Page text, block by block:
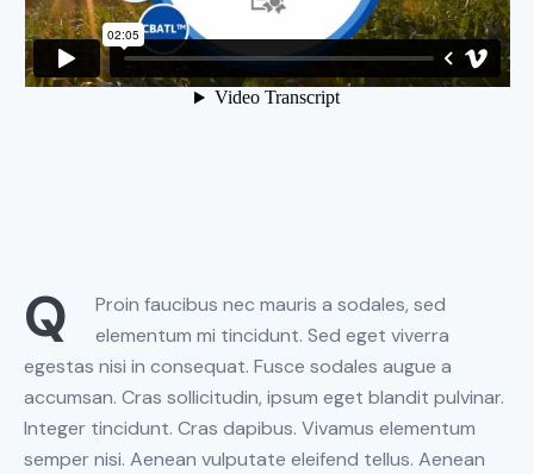
Q
Proin faucibus nec mauris a sodales, sed
elementum mi tincidunt. Sed eget viverra
egestas nisi in consequat. Fusce sodales augue a
accumsan. Cras sollicitudin, ipsum eget blandit pulvinar.
Integer tincidunt. Cras dapibus. Vivamus elementum
semper nisi. Aenean vulputate eleifend tellus. Aenean